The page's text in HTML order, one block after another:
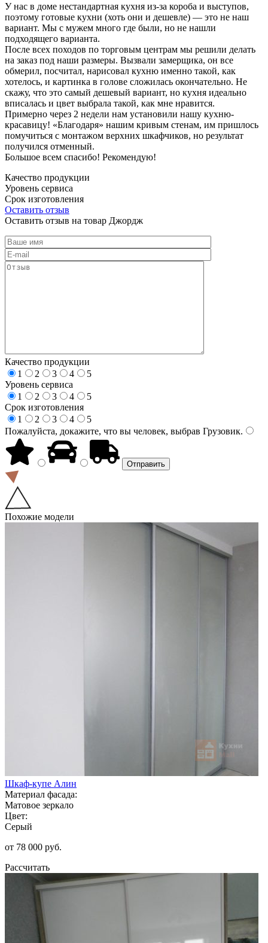
У нас в доме нестандартная кухня из-за короба и выступов,
поэтому готовые кухни (хоть они и дешевле) — это не наш
вариант. Мы с мужем много где были, но не нашли
подходящего варианта.
После всех походов по торговым центрам мы решили делать
на заказ под наши размеры. Вызвали замерщика, он все
обмерил, посчитал, нарисовал кухню именно такой, как
хотелось, и картинка в голове сложилась окончательно. Не
скажу, что это самый дешевый вариант, но кухня идеально
вписалась и цвет выбрала такой, как мне нравится.
Примерно через 2 недели нам установили нашу кухню-
красавицу! «Благодаря» нашим кривым стенам, им пришлось
помучиться с монтажом верхних шкафчиков, но результат
получился отменный.
Большое всем спасибо! Рекомендую!
Качество продукции
Уровень сервиса
Срок изготовления
Оставить отзыв
Оставить отзыв на товар Джордж
Качество продукции
1
2 3 4
5
Уровень сервиса
1
2 3 4
5
Срок изготовления
1
2 3 4
5
Пожалуйста, докажите, что вы человек, выбрав Грузовик.
Похожие модели
Шкаф-купе Алин
Материал фасада:
Матовое зеркало
Цвет:
Серый
от 78 000 руб.
Рассчитать